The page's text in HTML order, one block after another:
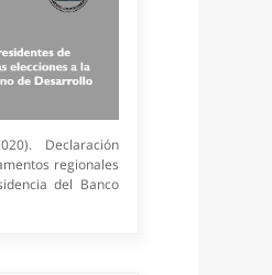
Declaración
regionales
del Banco